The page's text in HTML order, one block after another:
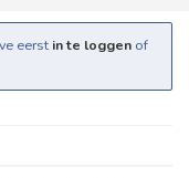
eerst in te loggen of